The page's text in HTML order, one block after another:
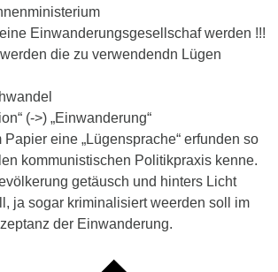
Einwanderungsgesellschaf werden !!!
die zu verwendendn Lügen
(->) „Einwanderung“
eine „Lügensprache“ erfunden so
kommunistischen Politikpraxis kenne.
getäusch und hinters Licht
ja sogar kriminalisiert weerden soll im
der Einwanderung.